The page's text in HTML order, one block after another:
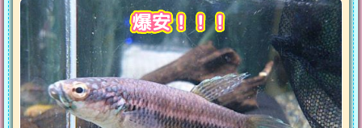
爆安！！！